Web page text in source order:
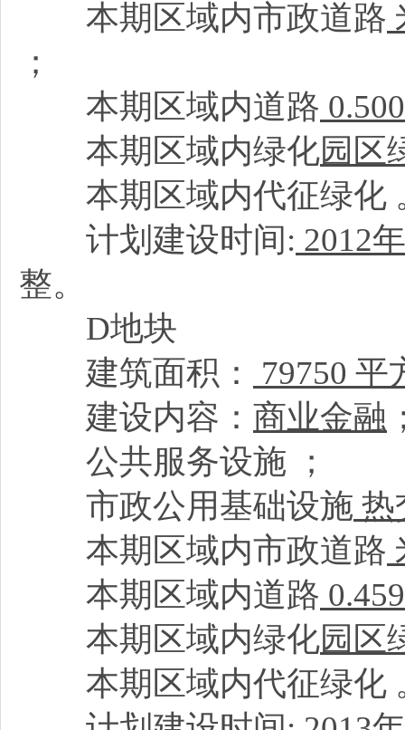
本期区域内市政道路
；
本期区域内道路
本期区域内绿化园区
本期区域内代征绿化
计划建设时间: 2012
整。
D地块
建筑面积：
79750 平
建设内容： 商业金融
公共服务设施
；
市政公用基础设施 热
本期区域内市政道路
本期区域内道路
本期区域内绿化园区
本期区域内代征绿化